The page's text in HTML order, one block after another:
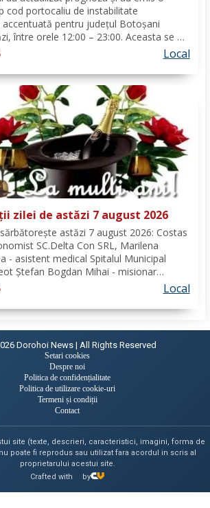
cod portocaliu de instabilitate
pentru județul Botoșani
între orele 12:00 – 23:00. Aceasta se va
intensificări ale vântului, vijelii puternice
km/h), averse...
Local
zilei de astăzi 7 august 2026
astăzi 7 august 2026: Costas
SC.Delta Con SRL, Marilena
- asistent medical Spitalul Municipal
Ștefan Bogdan Mihai - misionar
Protopopiatul Dorohoi, Marcela Simona
Grup Școlar Alexandru Vlahuță...
Local
Dorohoi News | All Rights Reserved
Setari cookies
Despre noi
Politica de confidențialitate
Politica de utilizare cookie-uri
Termeni și condiții
Contact
site (texte, descrieri, caracteristici, imagini, forma de
poate fi reprodus sau utilizat fara acordul in scris al
proprietarului acestui site.
Crafted with
by